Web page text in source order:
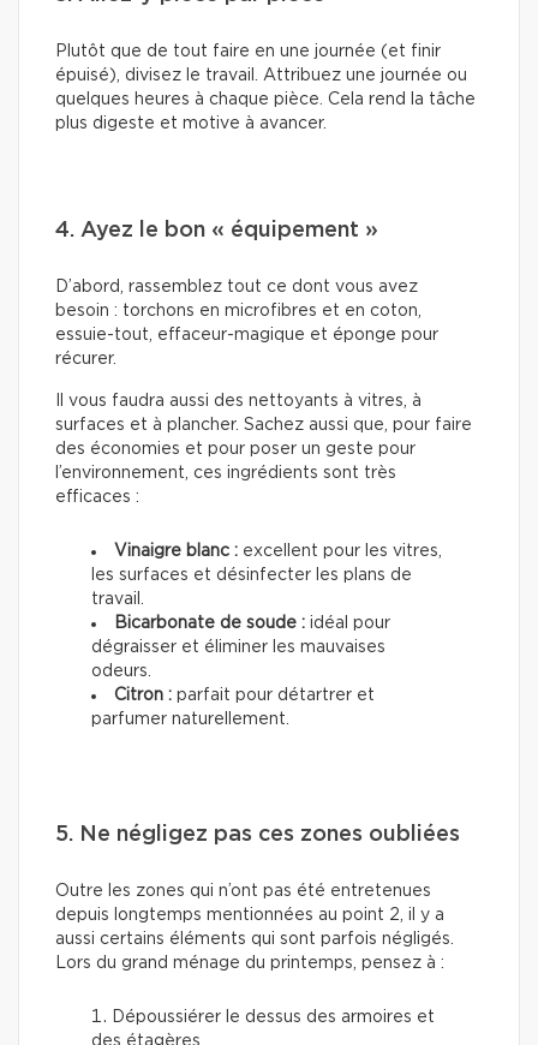
Plutôt que de tout faire en une journée (et finir
épuisé), divisez le travail. Attribuez une journée ou
quelques heures à chaque pièce. Cela rend la tâche
plus digeste et motive à avancer.
4. Ayez le bon « équipement »
D’abord, rassemblez tout ce dont vous avez
besoin : torchons en microfibres et en coton,
essuie-tout, effaceur-magique et éponge pour
récurer.
Il vous faudra aussi des nettoyants à vitres, à
surfaces et à plancher. Sachez aussi que, pour faire
des économies et pour poser un geste pour
l’environnement, ces ingrédients sont très
efficaces :
Vinaigre blanc : excellent pour les vitres,
les surfaces et désinfecter les plans de
travail.
Bicarbonate de soude : idéal pour
dégraisser et éliminer les mauvaises
odeurs.
Citron : parfait pour détartrer et
parfumer naturellement.
5. Ne négligez pas ces zones oubliées
Outre les zones qui n’ont pas été entretenues
depuis longtemps mentionnées au point 2, il y a
aussi certains éléments qui sont parfois négligés.
Lors du grand ménage du printemps, pensez à :
Dépoussiérer le dessus des armoires et
des étagères.